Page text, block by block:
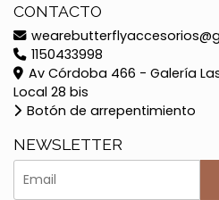
CONTACTO
1150433998
Av Córdoba 466 - Galería
Local 28 bis
Botón de arrepentimiento
NEWSLETTER